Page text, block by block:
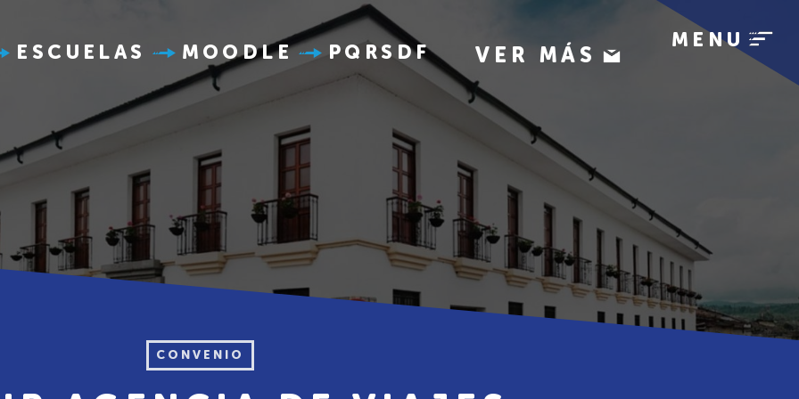
ESCUELAS MOODLE PQRSDF VER MÁS
MENU
CONVENIO